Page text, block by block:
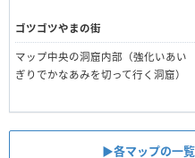
ゴツゴツやまの街
マップ中央の洞窟内部（強化いあい
ぎりでかなあみを切って行く洞窟）
▶︎各マップの一